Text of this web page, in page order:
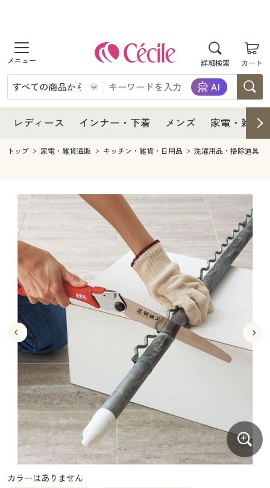
詳細検索 カート
商品を探す
レディース
レディースファッション
インナー・下着
インナー・下着通販すべて
メンズ下着
ジュニア・ティーンズ下着
メンズ
メンズファッション
メンズ下着
家電・雑貨すべて
家電
キッチン・雑貨・日用品
寝具・インテリア・家具
寝具・インテリア・家具通販すべて
家具・収納
寝具・ベッド
カーテン・ラグ・ファブリック
美容・健康
美容・健康通販すべて
美容・健康・サプリメント
制服・スクール
制服・スクールすべて
制服・学生服
ジュニア・ティーンズ下着
大きいサイズ
大きいサイズ通販すべて
大きいサイズ レディース服
大きいサイズ レディース下着
大きいサイズ メンズ
バーゲン
バーゲンセール
シークレットセール
詳細検索
商品カテゴリ一覧
カタログ
カタログ・チラシからのご注文
レディース インナー・下着 メンズ 家電・雑貨
レディース
レディース通販すべて
レディースファッション
インナー・下着
インナー・下着通販すべて
ジュニア・ティーンズ下着
メンズ
メンズ下着
家電
キッチン・雑貨・日用品
寝具・インテリア・家具通販すべて
家具・収納
寝具・ベッド
カーテン・ラグ・ファブリック
美容・健康
美容・健康通販すべて
美容・健康・サプリメント
制服・スクール
制服・スクールすべて
制服・学生服
ジュニア・ティーンズ下着
大きいサイズ
大きいサイズ通販すべて
大きいサイズ レディース服
大きいサイズ レディース下着
大きいサイズ メンズ
大きいサイズ 事務・制服
バーゲン
バーゲンセール
シークレットセール
詳細検索
商品カテゴリ一覧
カタログ
カタログ・チラシからのご注文
トップ 家電・雑貨通販 キッチン・雑貨・日用品 洗濯用品・掃除道具
カラーはありません